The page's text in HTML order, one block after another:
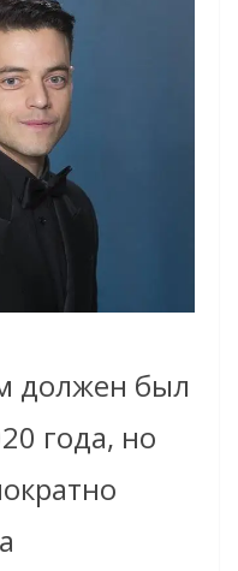
должен был
года, но